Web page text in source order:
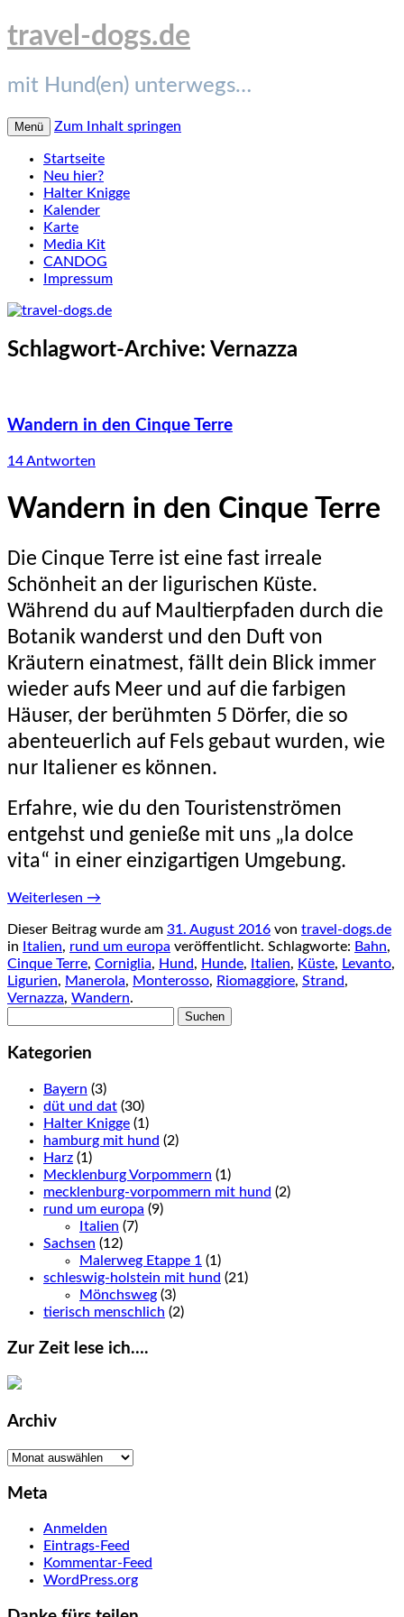
travel-dogs.de
mit Hund(en) unterwegs…
Menü Zum Inhalt springen
Startseite
Neu hier?
Halter Knigge
Kalender
Karte
Media Kit
CANDOG
Impressum
Schlagwort-Archive: Vernazza
Wandern in den Cinque Terre
14 Antworten
Wandern in den Cinque Terre
Die Cinque Terre ist eine fast irreale
Schönheit an der ligurischen Küste.
Während du auf Maultierpfaden durch die
Botanik wanderst und den Duft von
Kräutern einatmest, fällt dein Blick immer
wieder aufs Meer und auf die farbigen
Häuser, der berühmten 5 Dörfer, die so
abenteuerlich auf Fels gebaut wurden, wie
nur Italiener es können.
Erfahre, wie du den Touristenströmen
entgehst und genieße mit uns „la dolce
vita“ in einer einzigartigen Umgebung.
Weiterlesen →
Dieser Beitrag wurde am 31. August 2016 von travel-dogs.de
in
Italien, rund um europa veröffentlicht. Schlagworte: Bahn,
Cinque Terre, Corniglia, Hund, Hunde, Italien, Küste, Levanto,
Ligurien, Manerola, Monterosso, Riomaggiore, Strand,
Vernazza, Wandern.
Kategorien
Bayern (3)
düt und dat (30)
Halter Knigge (1)
hamburg mit hund (2)
Harz (1)
Mecklenburg Vorpommern (1)
mecklenburg-vorpommern mit hund (2)
rund um europa (9)
Italien (7)
Sachsen (12)
Malerweg Etappe 1 (1)
schleswig-holstein mit hund (21)
Mönchsweg (3)
tierisch menschlich (2)
Zur Zeit lese ich….
Archiv
Archiv
Meta
Anmelden
Eintrags-Feed
Kommentar-Feed
WordPress.org